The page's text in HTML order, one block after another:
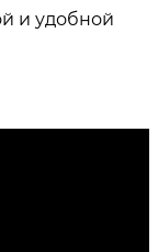
и удобной